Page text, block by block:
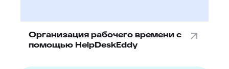
Организация рабочего времени с
помощью HelpDeskEddy